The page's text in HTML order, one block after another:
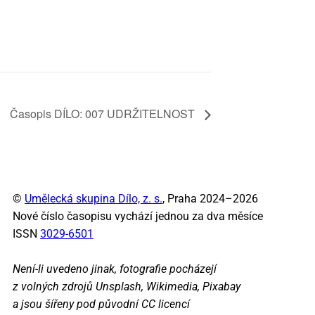
Ča­so­pis DÍ­LO: 007 UDR­ŽI­TEL­NOST
© Umělecká skupina Dílo, z. s., Praha 2024–2026
Nové číslo časopisu vychází jednou za dva měsíce
ISSN 3029-6501
Není-li uvedeno jinak, fotografie pocházejí
z volných zdrojů Unsplash, Wikimedia, Pixabay
a jsou šířeny pod původní CC licencí